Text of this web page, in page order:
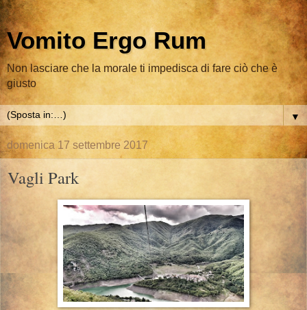
Vomito Ergo Rum
Non lasciare che la morale ti impedisca di fare ciò che è
giusto
▼
domenica 17 settembre 2017
Vagli Park